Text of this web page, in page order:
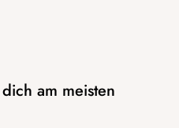
am meisten